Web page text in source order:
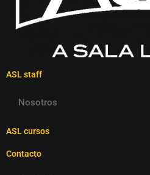
ASL staff
Nosotros
ASL cursos
Contacto